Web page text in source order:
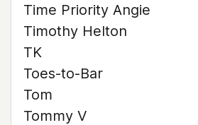
Time Priority Angie
Timothy Helton
TK
Toes-to-Bar
Tom
Tommy V